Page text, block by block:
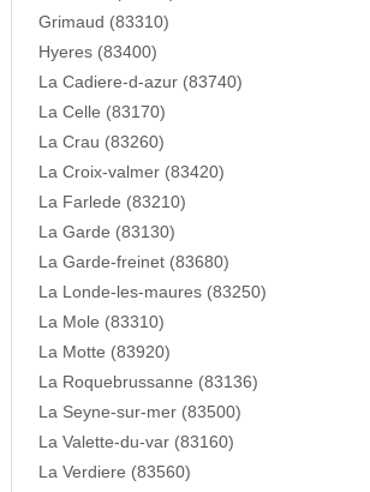
Grimaud (83310)
Hyeres (83400)
La Cadiere-d-azur (83740)
La Celle (83170)
La Crau (83260)
La Croix-valmer (83420)
La Farlede (83210)
La Garde (83130)
La Garde-freinet (83680)
La Londe-les-maures (83250)
La Mole (83310)
La Motte (83920)
La Roquebrussanne (83136)
La Seyne-sur-mer (83500)
La Valette-du-var (83160)
La Verdiere (83560)